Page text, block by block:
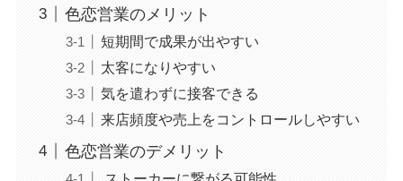
色恋営業のメリット
短期間で成果が出やすい
太客になりやすい
気を遣わずに接客できる
来店頻度や売上をコントロールしやすい
色恋営業のデメリット